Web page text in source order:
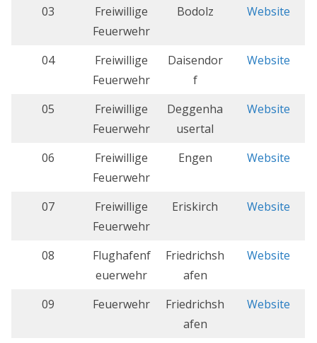
03
Freiwillige
Feuerwehr
Bodolz Website
04
Freiwillige
Feuerwehr
Daisendor
f
Website
05
Freiwillige
Feuerwehr
Deggenha
usertal
Website
06
Freiwillige
Feuerwehr
Engen Website
07
Freiwillige
Feuerwehr
Eriskirch Website
08
Flughafenf
euerwehr
Friedrichsh
afen
Website
09 Feuerwehr
Friedrichsh
afen
Website